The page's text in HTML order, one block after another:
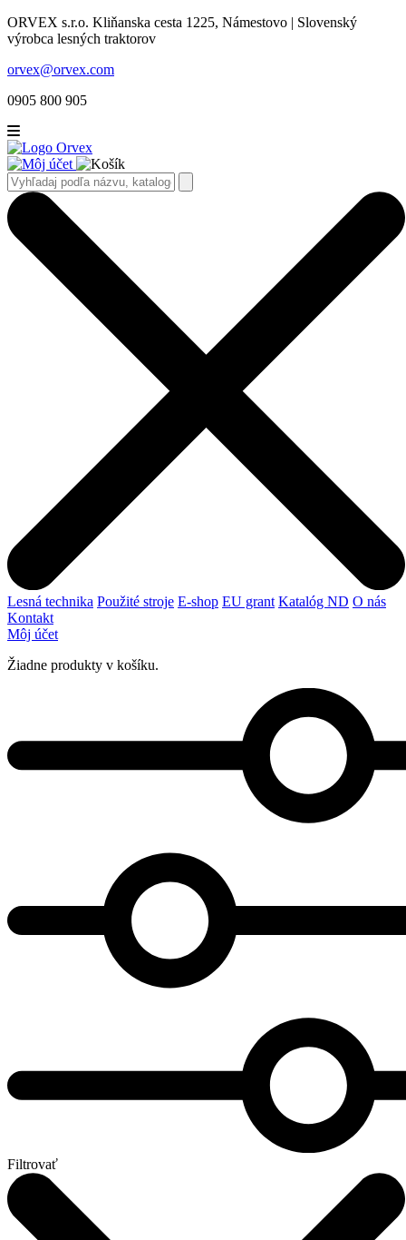
ORVEX s.r.o. Kliňanska cesta 1225, Námestovo | Slovenský
výrobca lesných traktorov
orvex@orvex.com
0905 800 905
Lesná technika Použité stroje E-shop EU grant Katalóg ND O nás
Kontakt
Môj účet
Žiadne produkty v košíku.
Filtrovať